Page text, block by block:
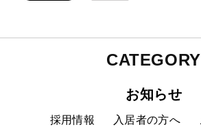
CATEGORY
お知らせ
採用情報 入居者の方へ